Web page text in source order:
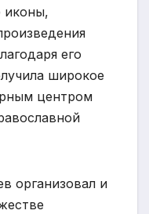
иконы,
его
широкое
центром
организовал и